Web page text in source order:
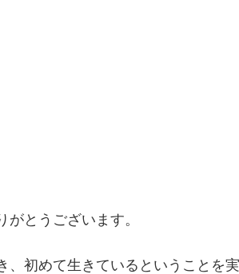
とうございます。
、初めて生きているということを